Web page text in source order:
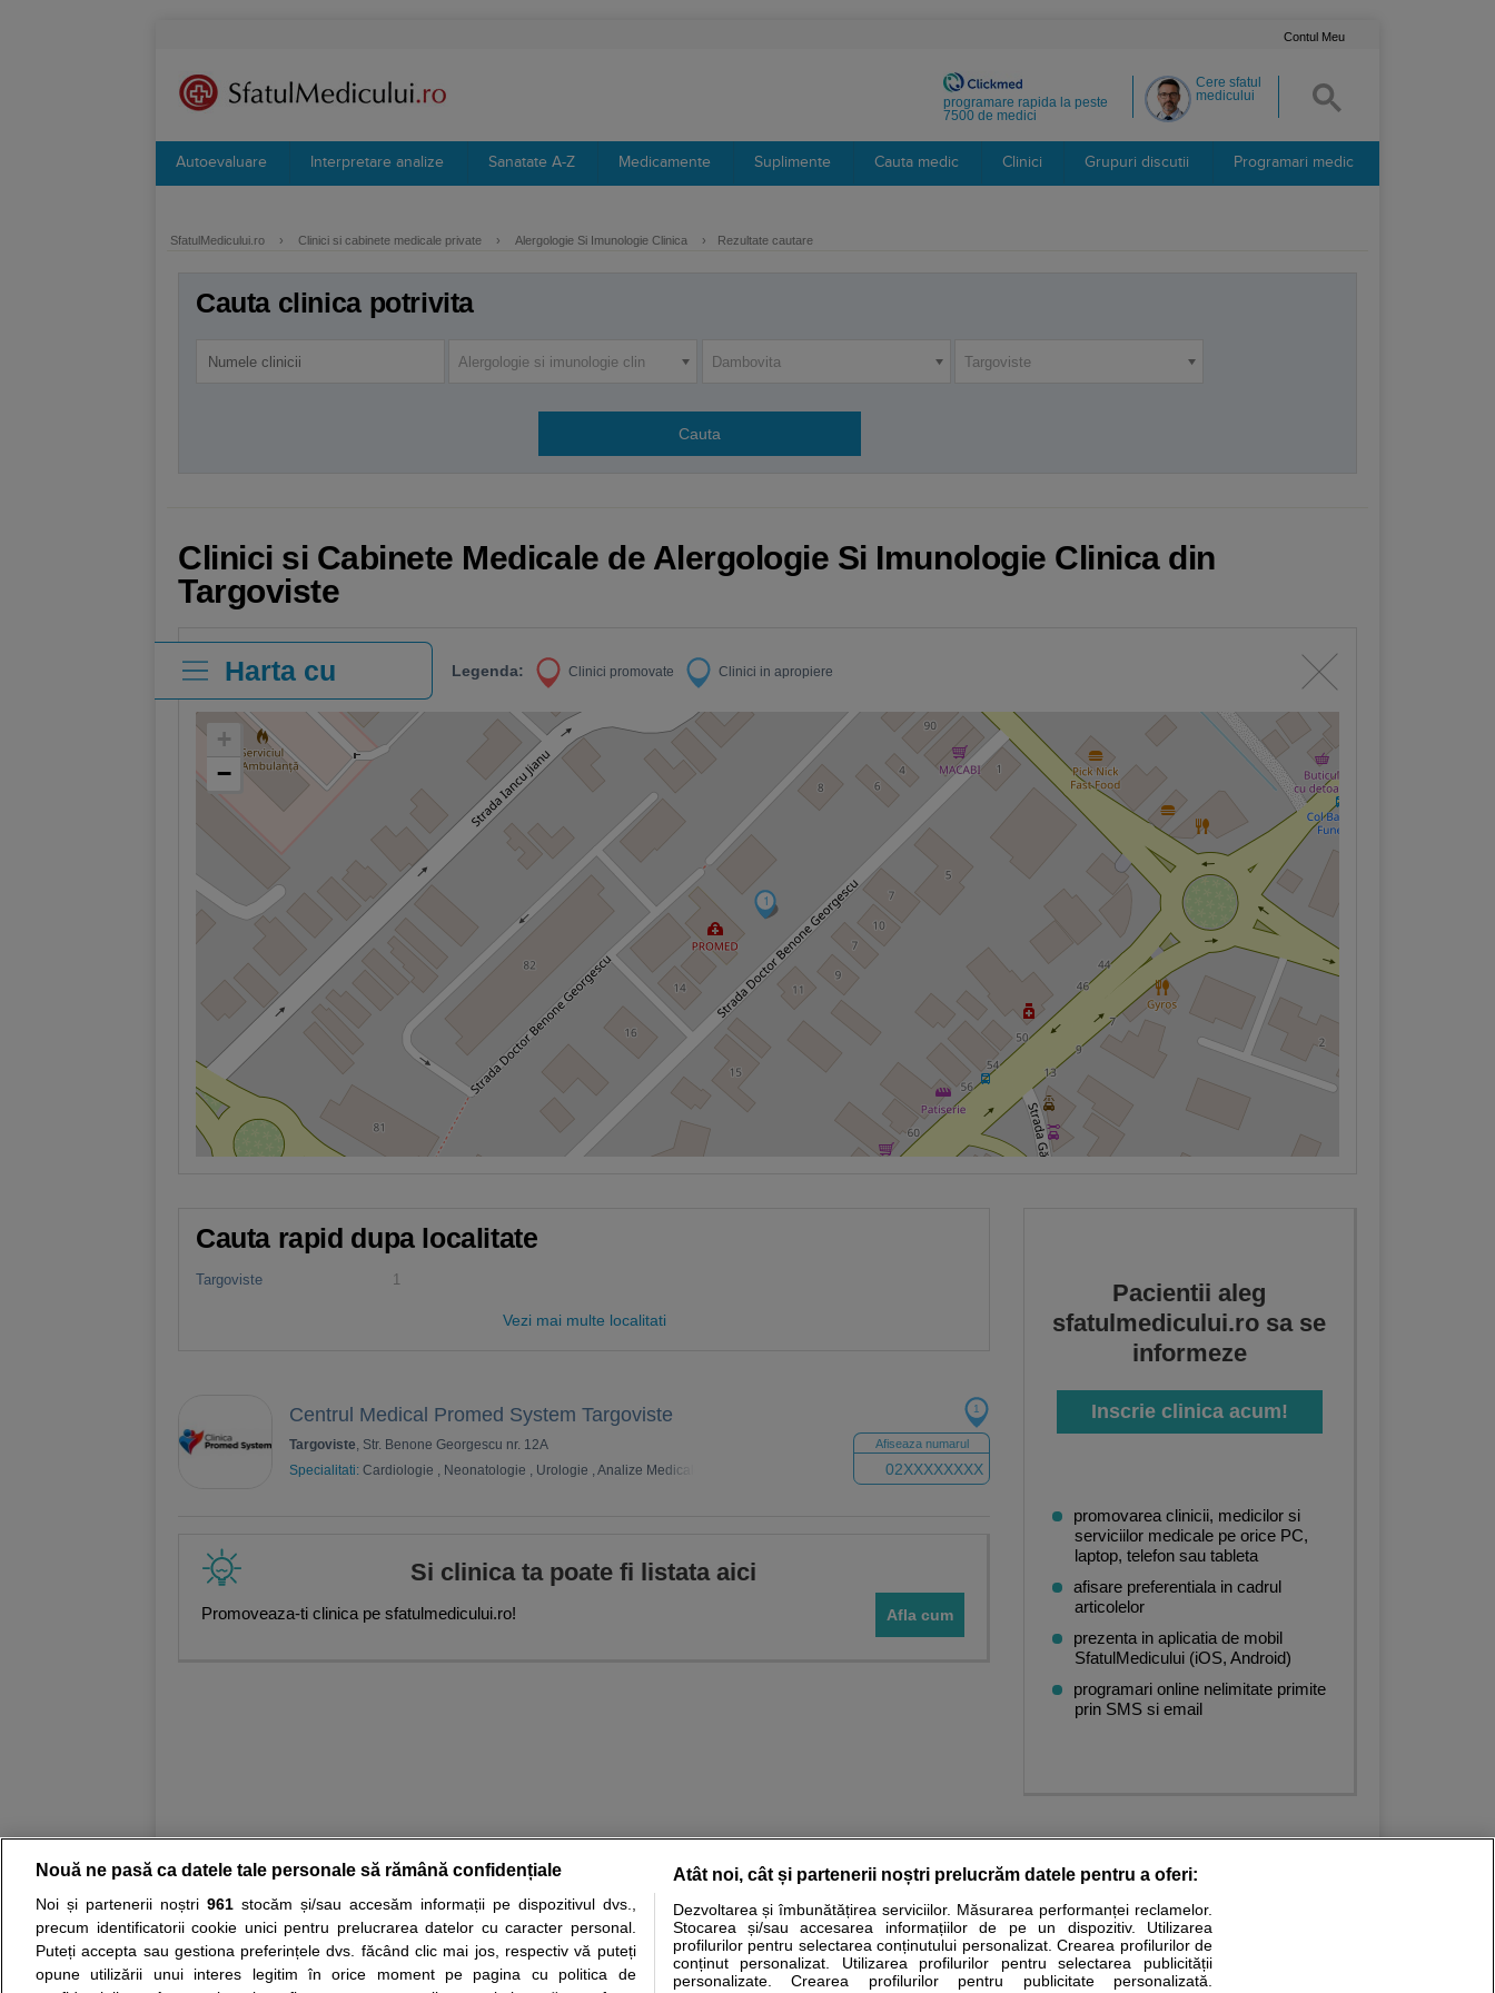
Contul Meu
Cere sfatul
medicului
programare rapida la peste
7500 de medici
Autoevaluare Interpretare analize Sanatate A-Z Medicamente Suplimente Cauta medic Clinici Grupuri discutii Programari medic
SfatulMedicului.ro › Clinici si cabinete medicale private › Alergologie Si Imunologie Clinica › Rezultate cautare
Cauta clinica potrivita
Alergologie si imunologie clin Dambovita Targoviste
Clinici si Cabinete Medicale de Alergologie Si Imunologie Clinica din
Targoviste
Harta cu
clinici
Legenda: Clinici promovate Clinici in apropiere
1
+
−
Cauta rapid dupa localitate
Targoviste 1
Vezi mai multe localitati
Centrul Medical Promed System Targoviste
Targoviste, Str. Benone Georgescu nr. 12A
Specialitati: Cardiologie , Neonatologie , Urologie , Analize Medicale Ecografie,Psihologie
Afiseaza numarul
02XXXXXXXX
1
Si clinica ta poate fi listata aici
Promoveaza-ti clinica pe sfatulmedicului.ro! Afla cum
Pacientii aleg
sfatulmedicului.ro sa se
informeze
Inscrie clinica acum!
promovarea clinicii, medicilor si
serviciilor medicale pe orice PC,
laptop, telefon sau tableta
afisare preferentiala in cadrul
articolelor
prezenta in aplicatia de mobil
SfatulMedicului (iOS, Android)
programari online nelimitate primite
prin SMS si email
Resurse: Autoevaluare simptome Interpretare analize Specialitati medicale Boli si afectiuni Calculatoare Stiri medicale
Opiniile avizate ale medicilor, sfaturile si orice alte informatii despre sanatate disponibile pe sfatulmedicului.ro au scop informativ si educational. Ele nu pot substitui consultul medical direct si
nici diagnosticul stabilit in urma investigatiilor si analizelor medicale. Va sfatuim, ca pe langa informatia primita pe sfatulmedicului.ro sa consultati fie medicul Dvs., fie unul dintre medicii pe care
Nouă ne pasă ca datele tale personale să rămână confidențiale
Noi și partenerii noștri 961stocăm și/sau accesăm informații pe dispozitivul dvs.,
precum identificatorii cookie unici pentru prelucrarea datelor cu caracter personal.
Puteți accepta sau gestiona preferințele dvs. făcând clic mai jos, respectiv vă puteți
opune utilizării unui interes legitim în orice moment pe pagina cu politica de
Atât noi, cât și partenerii noștri prelucrăm datele pentru a oferi:
Dezvoltarea și îmbunătățirea serviciilor. Măsurarea performanței reclamelor.
Stocarea și/sau accesarea informațiilor de pe un dispozitiv. Utilizarea
profilurilor pentru selectarea conținutului personalizat. Crearea profilurilor de
conținut personalizat. Utilizarea profilurilor pentru selectarea publicității
personalizate. Crearea profilurilor pentru publicitate personalizată.